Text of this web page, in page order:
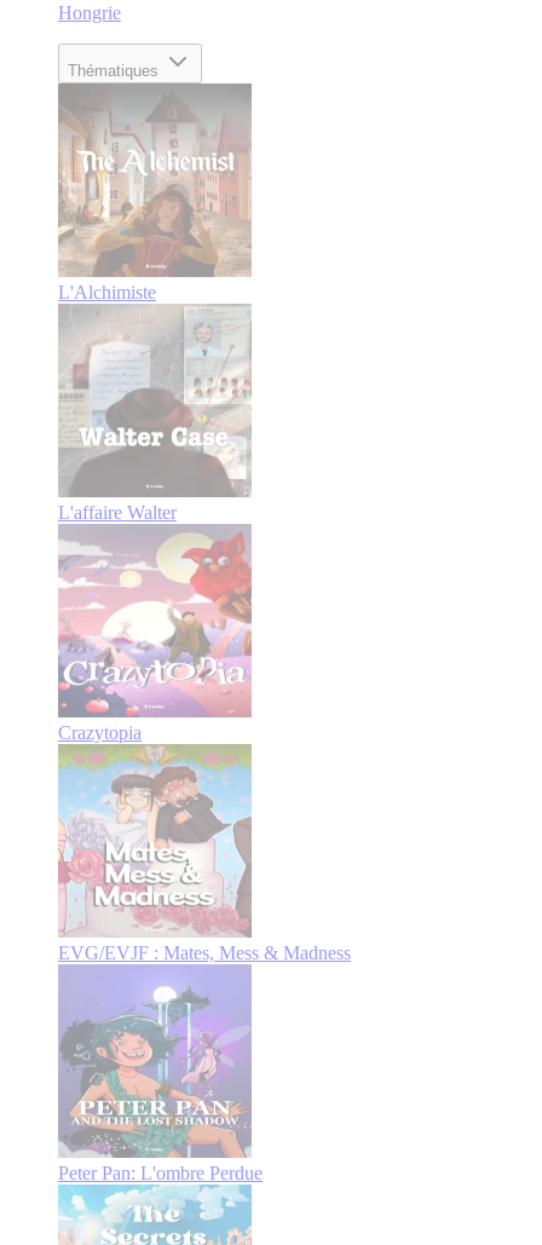
Hongrie
Thématiques
L'Alchimiste
L'affaire Walter
Crazytopia
EVG/EVJF : Mates, Mess & Madness
Peter Pan: L'ombre Perdue